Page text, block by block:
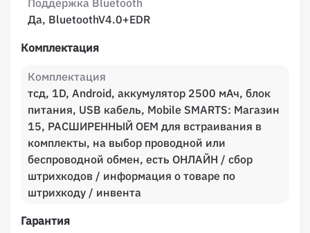
Поддержка Bluetooth
Да, BluetoothV4.0+EDR
Комплектация
Комплектация
тсд, 1D, Android, аккумулятор 2500 мАч, блок
питания, USB кабель, Mobile SMARTS: Магазин
15, РАСШИРЕННЫЙ OEM для встраивания в
комплекты, на выбор проводной или
беспроводной обмен, есть ОНЛАЙН / сбор
штрихкодов / информация о товаре по
штрихкоду / инвента
Гарантия